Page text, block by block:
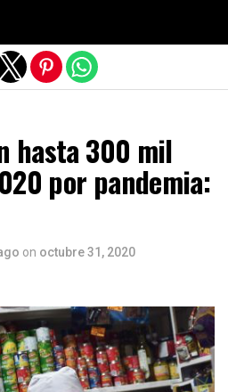
hasta 300 mil
por pandemia:
on octubre 31, 2020